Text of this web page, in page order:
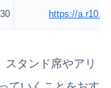
https://
スタンド席やアリ